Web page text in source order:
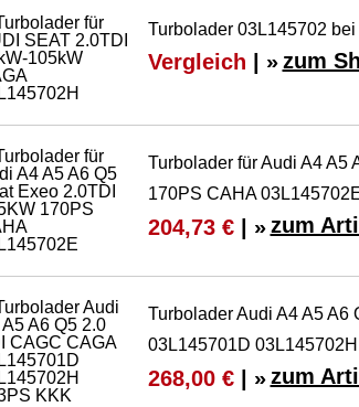
Turbolader 03L145702
Vergleich | » zum
Turbolader für Audi A4 A5
170PS CAHA
204,73 €| » zum
Turbolader Audi A4 A5 A6
03L145701D
268,00 €| » zum